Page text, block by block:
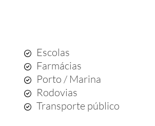
Escolas
Farmácias
Porto / Marina
Rodovias
Transporte público